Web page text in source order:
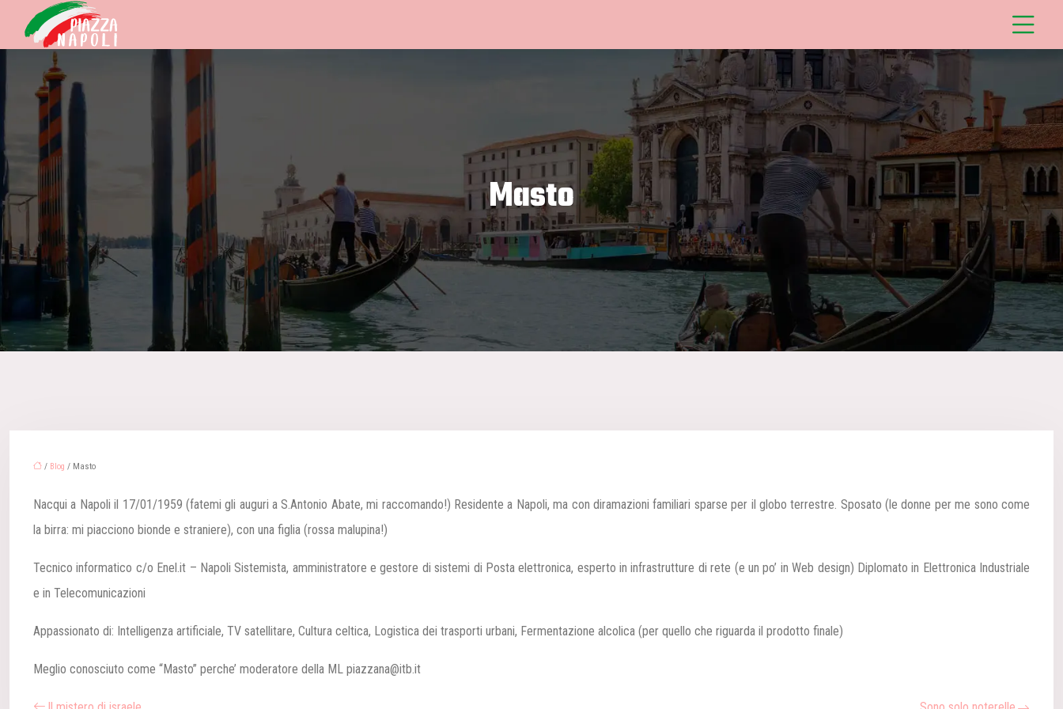
Masto
/ Blog / Masto
Nacqui a Napoli il 17/01/1959 (fatemi gli auguri a S.Antonio Abate, mi raccomando!) Residente a Napoli, ma con diramazioni familiari sparse per il globo terrestre. Sposato (le donne per me sono come
la birra: mi piacciono bionde e straniere), con una figlia (rossa malupina!)
Tecnico informatico c/o Enel.it – Napoli Sistemista, amministratore e gestore di sistemi di Posta elettronica, esperto in infrastrutture di rete (e un po’ in Web design) Diplomato in Elettronica Industriale
e in Telecomunicazioni
Appassionato di: Intelligenza artificiale, TV satellitare, Cultura celtica, Logistica dei trasporti urbani, Fermentazione alcolica (per quello che riguarda il prodotto finale)
Meglio conosciuto come “Masto” perche’ moderatore della ML piazzana@itb.it